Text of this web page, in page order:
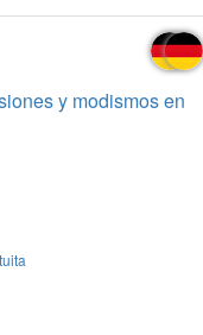
y modismos en